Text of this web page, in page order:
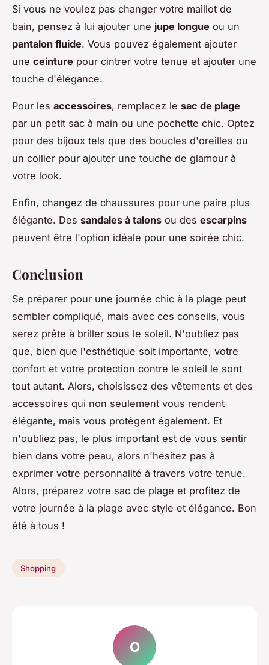
Si vous ne voulez pas changer votre maillot de
bain, pensez à lui ajouter une jupe longue ou un
pantalon fluide. Vous pouvez également ajouter
une ceinture pour cintrer votre tenue et ajouter une
touche d'élégance.
Pour les accessoires, remplacez le sac de plage
par un petit sac à main ou une pochette chic. Optez
pour des bijoux tels que des boucles d'oreilles ou
un collier pour ajouter une touche de glamour à
votre look.
Enfin, changez de chaussures pour une paire plus
élégante. Des sandales à talons ou des escarpins
peuvent être l'option idéale pour une soirée chic.
Conclusion
Se préparer pour une journée chic à la plage peut
sembler compliqué, mais avec ces conseils, vous
serez prête à briller sous le soleil. N'oubliez pas
que, bien que l'esthétique soit importante, votre
confort et votre protection contre le soleil le sont
tout autant. Alors, choisissez des vêtements et des
accessoires qui non seulement vous rendent
élégante, mais vous protègent également. Et
n'oubliez pas, le plus important est de vous sentir
bien dans votre peau, alors n'hésitez pas à
exprimer votre personnalité à travers votre tenue.
Alors, préparez votre sac de plage et profitez de
votre journée à la plage avec style et élégance. Bon
été à tous !
Shopping
O